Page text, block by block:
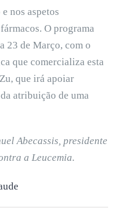
nos aspetos
O programa
23 de Março, com o
que comercializa esta
que irá apoiar
atribuição de uma
Abecassis, presidente
a Leucemia.